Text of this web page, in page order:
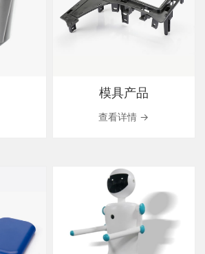
模具产品
查看详情 →